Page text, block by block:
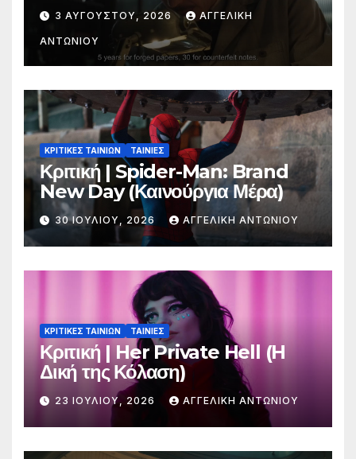
3 ΑΥΓΟΎΣΤΟΥ, 2026 ΑΓΓΕΛΙΚΉ
ΑΝΤΩΝΊΟΥ
ΚΡΙΤΙΚΕΣ ΤΑΙΝΙΩΝ ΤΑΙΝΙΕΣ
Κριτική | Spider-Man: Brand
New Day (Καινούργια Μέρα)
30 ΙΟΥΛΊΟΥ, 2026 ΑΓΓΕΛΙΚΉ ΑΝΤΩΝΊΟΥ
ΚΡΙΤΙΚΕΣ ΤΑΙΝΙΩΝ ΤΑΙΝΙΕΣ
Κριτική | Her Private Hell (H
Δική της Κόλαση)
23 ΙΟΥΛΊΟΥ, 2026 ΑΓΓΕΛΙΚΉ ΑΝΤΩΝΊΟΥ